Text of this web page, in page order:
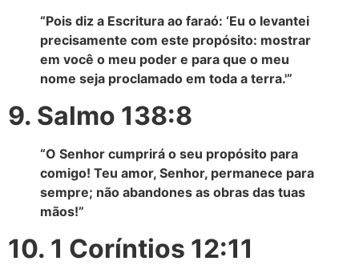
“Pois diz a Escritura ao faraó: ‘Eu o levantei
precisamente com este propósito: mostrar
em você o meu poder e para que o meu
nome seja proclamado em toda a terra.'”
9. Salmo 138:8
“O Senhor cumprirá o seu propósito para
comigo! Teu amor, Senhor, permanece para
sempre; não abandones as obras das tuas
mãos!”
10. 1 Coríntios 12:11